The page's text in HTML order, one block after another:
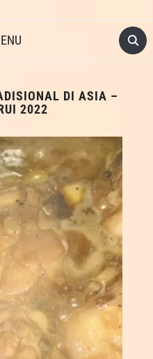
DI ASIA –
2022